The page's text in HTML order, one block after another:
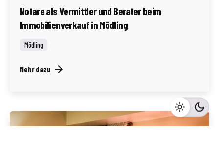
Notare als Vermittler und Berater beim
Immobilienverkauf in Mödling
Mödling
Mehr dazu